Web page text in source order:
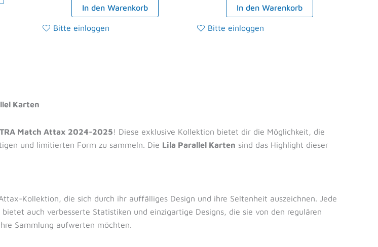
In den Warenkorb
Bitte einloggen
In den Warenkorb
Bitte einloggen
Karten
Match Attax 2024-2025! Diese exklusive Kollektion bietet dir die Möglichkeit, die
und limitierten Form zu sammeln. Die Lila Parallel Karten sind das Highlight dieser
Kollektion, die sich durch ihr auffälliges Design und ihre Seltenheit auszeichnen. Jede
auch verbesserte Statistiken und einzigartige Designs, die sie von den regulären
Sammlung aufwerten möchten.